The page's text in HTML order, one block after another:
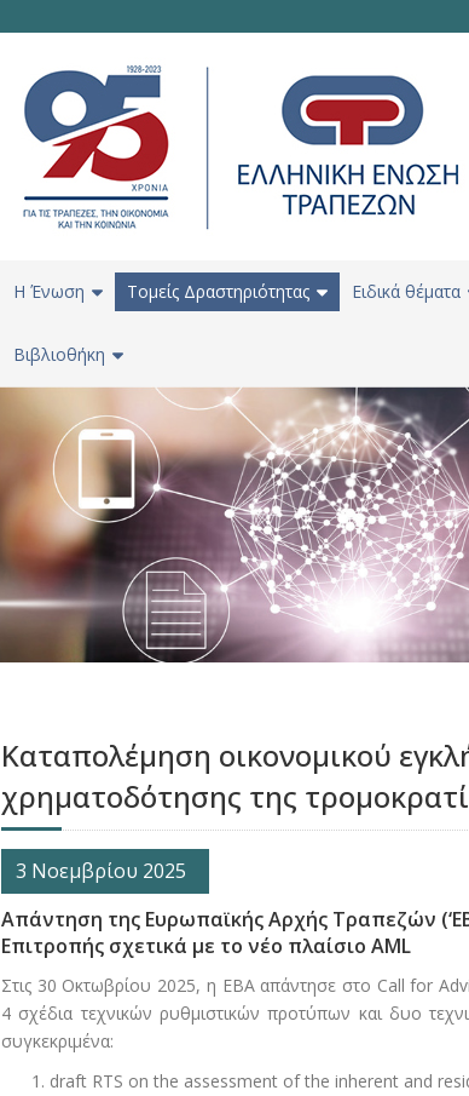
H Ένωση Τομείς Δραστηριότητας Ειδικά θέματα
Βιβλιοθήκη
Καταπολέμηση οικονομικού
χρηματοδότησης της
3 Νοεμβρίου 2025
Απάντηση της Ευρωπαϊκής Αρχής Τραπεζών
Επιτροπής σχετικά με το νέο πλαίσιο AML
Στις 30 Οκτωβρίου 2025, η EBA απάντησε στο Call for
4 σχέδια τεχνικών ρυθμιστικών προτύπων και δυο
συγκεκριμένα:
draft RTS on the assessment of the inherent and